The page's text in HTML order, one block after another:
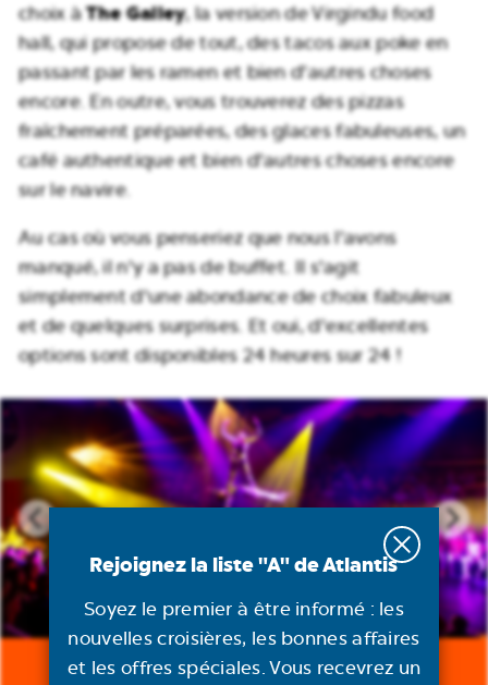
choix àThe Galley, la version de Virgindu food
hall, qui propose de tout, des tacos aux poke en
passant par les ramen et bien d'autres choses
encore. En outre, vous trouverez des pizzas
fraîchement préparées, des glaces fabuleuses, un
café authentique et bien d'autres choses encore
sur le navire.
Au cas où vous penseriez que nous l'avons
manqué, il n'y a pas de buffet. Il s'agit
simplement d'une abondance de choix fabuleux
et de quelques surprises. Et oui, d'excellentes
options sont disponibles 24 heures sur 24 !
Rejoignez la liste "A" de Atlantis
Soyez le premier à être informé : les
nouvelles croisières, les bonnes affaires
et les offres spéciales. Vous recevrez un